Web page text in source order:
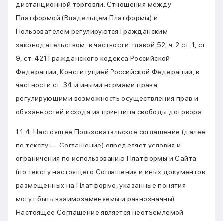
дистанционной торговли. Отношения между
Платформой (Владельцем Платформы) и
Пользователем регулируются Гражданским
законодательством, в частности: главой 52, ч. 2 ст. 1, ст.
9, ст. 421 Гражданского кодекса Российской
Федерации, Конституцией Российской Федерации, в
частности ст. 34 и иными нормами права,
регулирующими возможность осуществления прав и
обязанностей исходя из принципа свободы договора.
1.1.4. Настоящее Пользовательское соглашение (далее
по тексту — Соглашение) определяет условия и
ограничения по использованию Платформы и Сайта
(по тексту настоящего Соглашения и иных документов,
размещенных на Платформе, указанные понятия
могут быть взаимозаменяемы и равнозначны).
Настоящее Соглашение является неотъемлемой